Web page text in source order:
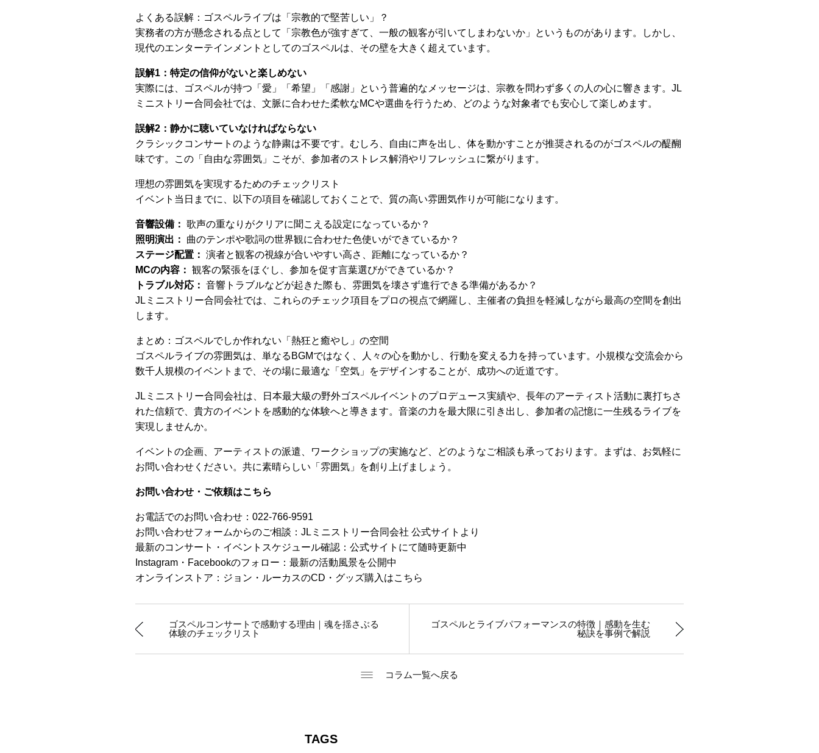
よくある誤解：ゴスペルライブは「宗教的で堅苦しい」？
実務者の方が懸念される点として「宗教色が強すぎて、一般の観客が引いてしまわないか」というものがあります。しかし、
現代のエンターテインメントとしてのゴスペルは、その壁を大きく超えています。
誤解1：特定の信仰がないと楽しめない
実際には、ゴスペルが持つ「愛」「希望」「感謝」という普遍的なメッセージは、宗教を問わず多くの人の心に響きます。JL
ミニストリー合同会社では、文脈に合わせた柔軟なMCや選曲を行うため、どのような対象者でも安心して楽しめます。
誤解2：静かに聴いていなければならない
クラシックコンサートのような静粛は不要です。むしろ、自由に声を出し、体を動かすことが推奨されるのがゴスペルの醍醐
味です。この「自由な雰囲気」こそが、参加者のストレス解消やリフレッシュに繋がります。
理想の雰囲気を実現するためのチェックリスト
イベント当日までに、以下の項目を確認しておくことで、質の高い雰囲気作りが可能になります。
音響設備： 歌声の重なりがクリアに聞こえる設定になっているか？
照明演出：
曲のテンポや歌詞の世界観に合わせた色使いができているか？
ステージ配置： 演者と観客の視線が合いやすい高さ、距離になっているか？
MCの内容： 観客の緊張をほぐし、参加を促す言葉選びができているか？
トラブル対応： 音響トラブルなどが起きた際も、雰囲気を壊さず進行できる準備があるか？
JLミニストリー合同会社では、これらのチェック項目をプロの視点で網羅し、主催者の負担を軽減しながら最高の空間を創出
します。
まとめ：ゴスペルでしか作れない「熱狂と癒やし」の空間
ゴスペルライブの雰囲気は、単なるBGMではなく、人々の心を動かし、行動を変える力を持っています。小規模な交流会から
数千人規模のイベントまで、その場に最適な「空気」をデザインすることが、成功への近道です。
JLミニストリー合同会社は、日本最大級の野外ゴスペルイベントのプロデュース実績や、長年のアーティスト活動に裏打ちさ
れた信頼で、貴方のイベントを感動的な体験へと導きます。音楽の力を最大限に引き出し、参加者の記憶に一生残るライブを
実現しませんか。
イベントの企画、アーティストの派遣、ワークショップの実施など、どのようなご相談も承っております。まずは、お気軽に
お問い合わせください。共に素晴らしい「雰囲気」を創り上げましょう。
お問い合わせ・ご依頼はこちら
お電話でのお問い合わせ：022-766-9591
お問い合わせフォームからのご相談：JLミニストリー合同会社 公式サイトより
最新のコンサート・イベントスケジュール確認：公式サイトにて随時更新中
Instagram・Facebookのフォロー：最新の活動風景を公開中
オンラインストア：ジョン・ルーカスのCD・グッズ購入はこちら
ゴスペルコンサートで感動する理由｜魂を揺さぶる
体験のチェックリスト
ゴスペルとライブパフォーマンスの特徴｜感動を生む
秘訣を事例で解説
コラム一覧へ戻る
TAGS